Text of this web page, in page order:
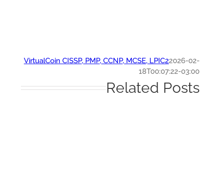
VirtualCoin CISSP, PMP, CCNP, MCSE, LPIC22026-
18T00:07:22-
Related